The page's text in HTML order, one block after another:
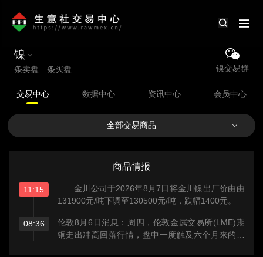
镍
条卖盘 条买盘 镍交易群
交易中心 数据中心 资讯中心 会员中心
全部交易商品
商品情报
11:15
金川公司于2026年8月7日将金川镍出厂价由由
131900元/吨下调至130500元/吨，跌幅1400元。
08:36
伦敦8月6日消息：周四，伦敦金属交易所(LME)期
铜走出冲高回落行情，盘中一度触及六个月来的最